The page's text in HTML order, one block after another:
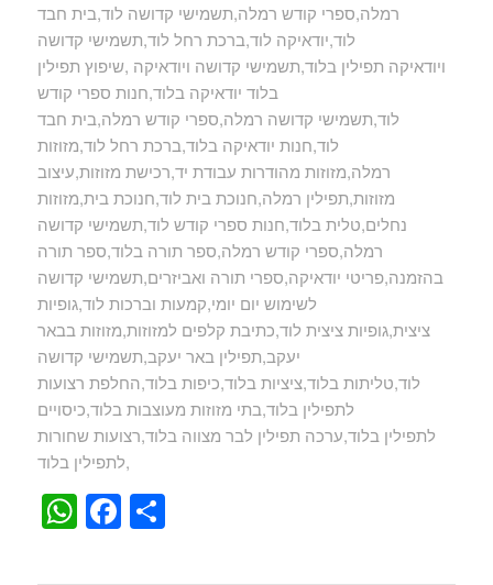
רמלה,ספרי קודש רמלה,תשמישי קדושה לוד,בית חבד
לוד,יודאיקה לוד,ברכת רחל לוד,תשמישי קדושה
ויודאיקה תפילין בלוד,תשמישי קדושה ויודאיקה ,שיפוץ תפילין
בלוד יודאיקה בלוד,חנות ספרי קודש
לוד,תשמישי קדושה רמלה,ספרי קודש רמלה,בית חבד
לוד,חנות יודאיקה בלוד,ברכת רחל לוד,מזוזות
רמלה,מזוזות מהודרות עבודת יד,רכישת מזוזות,עיצוב
מזוזות,תפילין רמלה,חנוכת בית לוד,חנוכת בית,מזוזות
נחלים,טלית בלוד,חנות ספרי קודש לוד,תשמישי קדושה
רמלה,ספרי קודש רמלה,ספר תורה בלוד,ספר תורה
בהזמנה,פריטי יודאיקה,ספרי תורה ואביזרים,תשמישי קדושה
לשימוש יום יומי,קמעות וברכות לוד,גופיות
ציצית,גופיות ציצית לוד,כתיבת קלפים למזוזות,מזוזות בבאר
יעקב,תפילין באר יעקב,תשמישי קדושה
לוד,טליתות בלוד,ציציות בלוד,כיפות בלוד,החלפת רצועות
לתפילין בלוד,בתי מזוזות מעוצבות בלוד,כיסויים
לתפילין בלוד,ערכה תפילין לבר מצווה בלוד,רצועות שחורות
לתפילין בלוד,
WhatsApp
Facebook
Share